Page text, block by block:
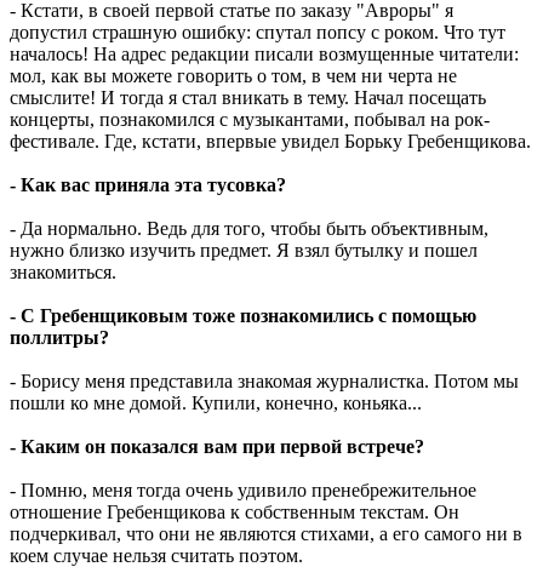
- Кстати, в своей первой статье по заказу "Авроры" я
допустил страшную ошибку: спутал попсу с роком. Что тут
началось! На адрес редакции писали возмущенные читатели:
мол, как вы можете говорить о том, в чем ни черта не
смыслите! И тогда я стал вникать в тему. Начал посещать
концерты, познакомился с музыкантами, побывал на рок-
фестивале. Где, кстати, впервые увидел Борьку Гребенщикова.
- Как вас приняла эта тусовка?
- Да нормально. Ведь для того, чтобы быть объективным,
нужно близко изучить предмет. Я взял бутылку и пошел
знакомиться.
- С Гребенщиковым тоже познакомились с помощью
поллитры?
- Борису меня представила знакомая журналистка. Потом мы
пошли ко мне домой. Купили, конечно, коньяка...
- Каким он показался вам при первой встрече?
- Помню, меня тогда очень удивило пренебрежительное
отношение Гребенщикова к собственным текстам. Он
подчеркивал, что они не являются стихами, а его самого ни в
коем случае нельзя считать поэтом.